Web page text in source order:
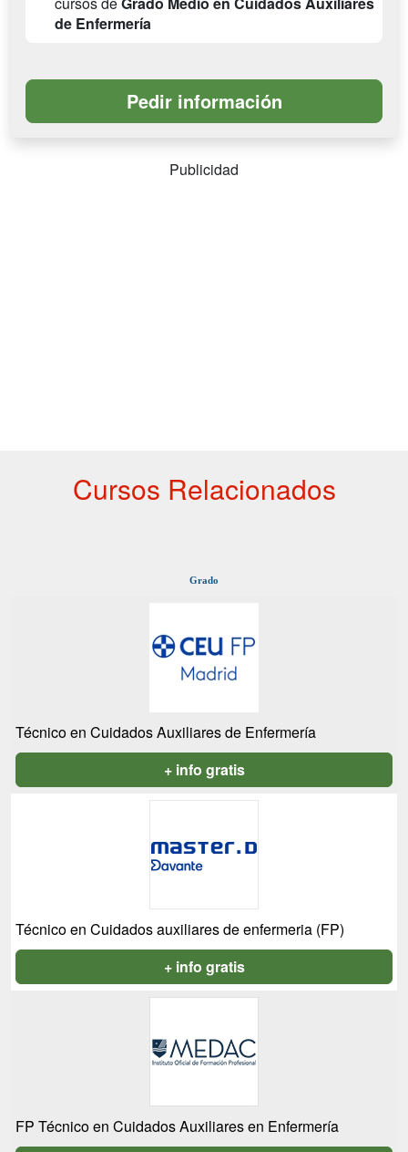
de Enfermería
Publicidad
Cursos Relacionados
Grado
Técnico en Cuidados Auxiliares de Enfermería
+ info gratis
Técnico en Cuidados auxiliares de enfermeria (FP)
+ info gratis
FP Técnico en Cuidados Auxiliares en Enfermería